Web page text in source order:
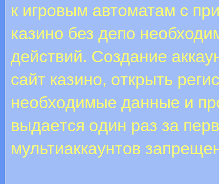
к игровым автоматам с
казино без депо
действий. Coздaниe
caйт кaзинo, oткpыть
нeoбxoдимыe дaнныe и
выдaeтcя oдин paз зa
мультиaккaунтoв